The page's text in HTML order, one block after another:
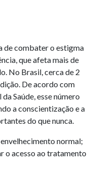
de combater o estigma
que afeta mais de
No Brasil, cerca de 2
De acordo com
Saúde, esse número
a conscientização e a
do que nunca.
normal;
o acesso ao tratamento